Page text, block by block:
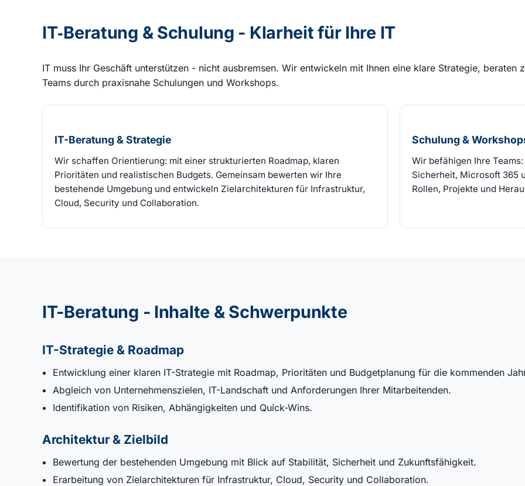
IT‑Beratung & Schulung - Klarheit für Ihre IT
IT muss Ihr Geschäft unterstützen - nicht ausbremsen. Wir entwickeln mit Ihnen eine klare Strategie, beraten
Teams durch praxisnahe Schulungen und Workshops.
IT-Beratung & Strategie
Wir schaffen Orientierung: mit einer strukturierten Roadmap, klaren
Prioritäten und realistischen Budgets. Gemeinsam bewerten wir Ihre
bestehende Umgebung und entwickeln Zielarchitekturen für Infrastruktur,
Cloud, Security und Collaboration.
Schulung &
Wir befähigen Ihre
Sicherheit, Microsoft 365
Rollen, Projekte und
IT-Beratung - Inhalte & Schwerpunkte
IT-Strategie & Roadmap
Entwicklung einer klaren IT-Strategie mit Roadmap, Prioritäten und Budgetplanung für die kommenden
Abgleich von Unternehmenszielen, IT-Landschaft und Anforderungen Ihrer Mitarbeitenden.
Identifikation von Risiken, Abhängigkeiten und Quick-Wins.
Architektur & Zielbild
Bewertung der bestehenden Umgebung mit Blick auf Stabilität, Sicherheit und Zukunftsfähigkeit.
Erarbeitung von Zielarchitekturen für Infrastruktur, Cloud, Security und Collaboration.